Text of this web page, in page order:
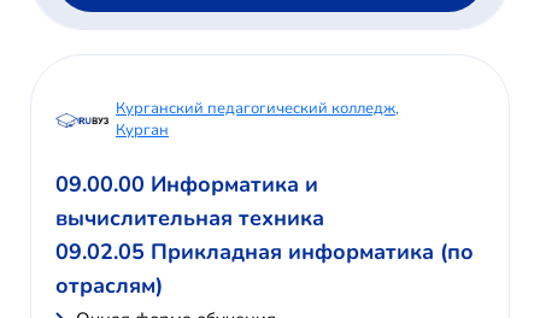
Курганский педагогический колледж,
Курган
09.00.00 Информатика и
вычислительная техника
09.02.05 Прикладная информатика (по
отраслям)